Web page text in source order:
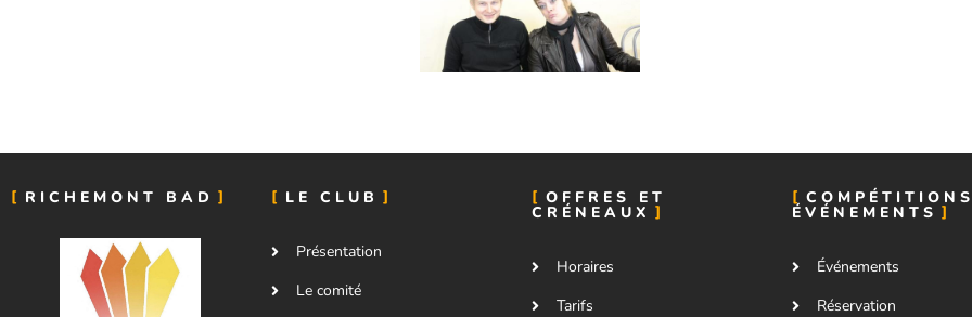
RICHEMONT BAD LE CLUB
Présentation
Le comité
OFFRES ET
CRÉNEAUX
Horaires
Tarifs
ÉVÉNEMENTS
Événements
Réservation